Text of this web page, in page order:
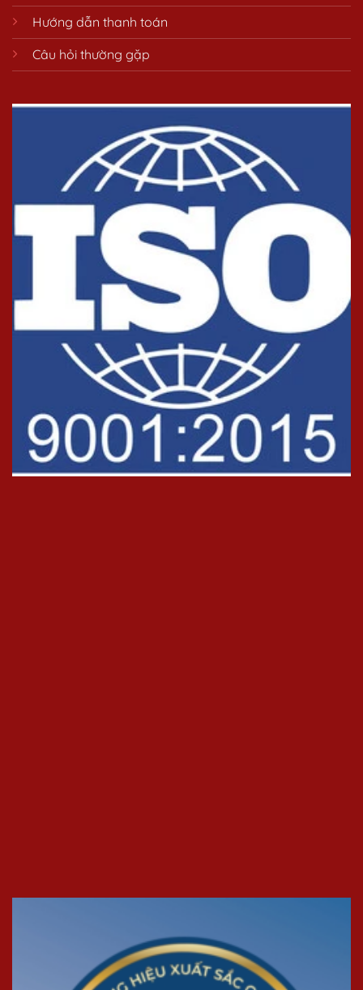
Hướng dẫn thanh toán
Câu hỏi thường gặp